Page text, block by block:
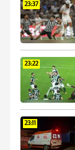
23:37
23:22
23:11